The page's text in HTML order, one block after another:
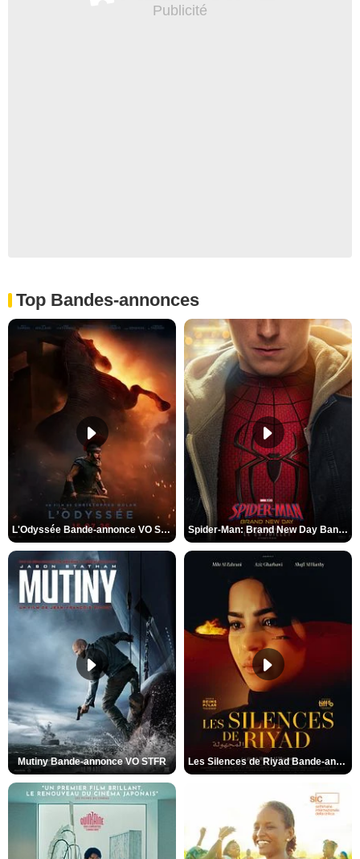
Top Bandes-annonces
L'Odyssée Bande-annonce VO STFR Spider-Man: Brand New Day Bande-annonce VO STFR
Mutiny Bande-annonce VO STFR Les Silences de Riyad Bande-annonce VO STFR